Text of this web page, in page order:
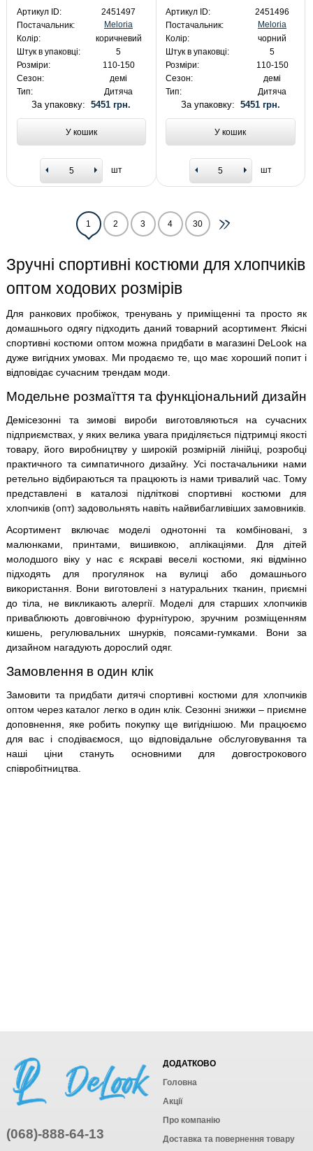
Артикул ID:
2451497
Постачальник:
Meloria
Колір:
коричневий
Штук в упаковці:
5
Розміри:
110-150
Сезон:
демі
Тип:
Дитяча
За упаковку:5451 грн.
У кошик
шт
Артикул ID:
2451496
Постачальник:
Meloria
Колір:
чорний
Штук в упаковці:
5
Розміри:
110-150
Сезон:
демі
Тип:
Дитяча
За упаковку: 5451 грн.
У кошик
шт
1 2 3 4 30
Зручні спортивні костюми для хлопчиків
оптом ходових розмірів
Для ранкових пробіжок, тренувань у приміщенні та просто як
домашнього одягу підходить даний товарний асортимент. Якісні
спортивні костюми оптом можна придбати в магазині DeLook на
дуже вигідних умовах. Ми продаємо те, що має хороший попит і
відповідає сучасним трендам моди.
Модельне розмаїття та функціональний дизайн
Демісезонні та зимові вироби виготовляються на сучасних
підприємствах, у яких велика увага приділяється підтримці якості
товару, його виробництву у широкій розмірній лінійці, розробці
практичного та симпатичного дизайну. Усі постачальники нами
ретельно відбираються та працюють із нами тривалий час. Тому
представлені в каталозі підліткові спортивні костюми для
хлопчиків (опт) задовольнять навіть найвибагливіших замовників.
Асортимент включає моделі однотонні та комбіновані, з
малюнками, принтами, вишивкою, аплікаціями. Для дітей
молодшого віку у нас є яскраві веселі костюми, які відмінно
підходять для прогулянок на вулиці або домашнього
використання. Вони виготовлені з натуральних тканин, приємні
до тіла, не викликають алергії. Моделі для старших хлопчиків
приваблюють довговічною фурнітурою, зручним розміщенням
кишень, регулювальних шнурків, поясами-гумками. Вони за
дизайном нагадують дорослий одяг.
Замовлення в один клік
Замовити та придбати дитячі спортивні костюми для хлопчиків
оптом через каталог легко в один клік. Сезонні знижки – приємне
доповнення, яке робить покупку ще вигіднішою. Ми працюємо
для вас і сподіваємося, що відповідальне обслуговування та
наші ціни стануть основними для довгострокового
співробітництва.
(068)-888-64-13
ДОДАТКОВО
Головна
Акції
Про компанію
Доставка та повернення товару